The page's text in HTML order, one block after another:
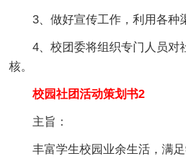
3、做好宣传工作，利用各种渠
4、校团委将组织专门人员对
核。
校园社团活动策划书2
主旨：
丰富学生校园业余生活，满足